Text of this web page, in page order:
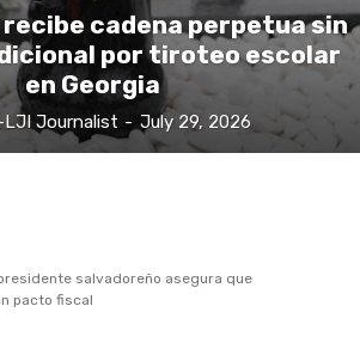
cadena perpetua sin
por tiroteo escolar
en Georgia
LJI Journalist - July 29, 2026